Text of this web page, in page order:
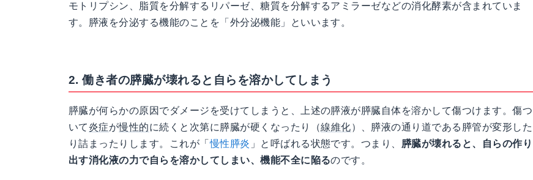
モトリプシン、脂質を分解するリパーゼ、糖質を分解するアミラーゼなどの消化酵素が含まれていま
す。膵液を分泌する機能のことを「外分泌機能」といいます。
2. 働き者の膵臓が壊れると自らを溶かしてしまう
膵臓が何らかの原因でダメージを受けてしまうと、上述の膵液が膵臓自体を溶かして傷つけます。傷つ
いて炎症が慢性的に続くと次第に膵臓が硬くなったり（線維化）、膵液の通り道である膵管が変形した
り詰まったりします。これが「慢性膵炎 」と呼ばれる状態です。つまり、 膵臓が壊れると、自らの作り
出す消化液の力で自らを溶かしてしまい、機能不全に陥るのです。